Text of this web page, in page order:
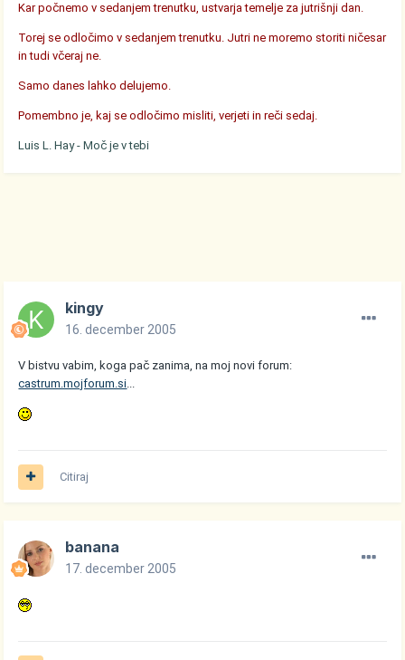
Kar počnemo v sedanjem trenutku, ustvarja temelje za jutrišnji dan.
Torej se odločimo v sedanjem trenutku. Jutri ne moremo storiti ničesar
in tudi včeraj ne.
Samo danes lahko delujemo.
Pomembno je, kaj se odločimo misliti, verjeti in reči sedaj.
Luis L. Hay - Moč je v tebi
kingy
16. december 2005
V bistvu vabim, koga pač zanima, na moj novi forum:
castrum.mojforum.si...
Citiraj
banana
17. december 2005